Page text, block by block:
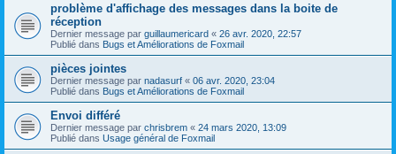
problème d'affichage des messages dans la boite de
réception
Dernier message par guillaumericard « 26 avr. 2020, 22:57
Publié dans Bugs et Améliorations de Foxmail
pièces jointes
Dernier message par nadasurf « 06 avr. 2020, 23:04
Publié dans Bugs et Améliorations de Foxmail
Envoi différé
Dernier message par chrisbrem « 24 mars 2020, 13:09
Publié dans Usage général de Foxmail